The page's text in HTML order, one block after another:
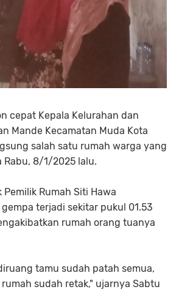
cepat Kepala Kelurahan dan
Mande Kecamatan Muda Kota
salah satu rumah warga yang
Rabu, 8/1/2025 lalu.
Rumah Siti Hawa
terjadi sekitar pukul 01.53
rumah orang tuanya
tamu sudah patah semua,
sudah retak," ujarnya Sabtu